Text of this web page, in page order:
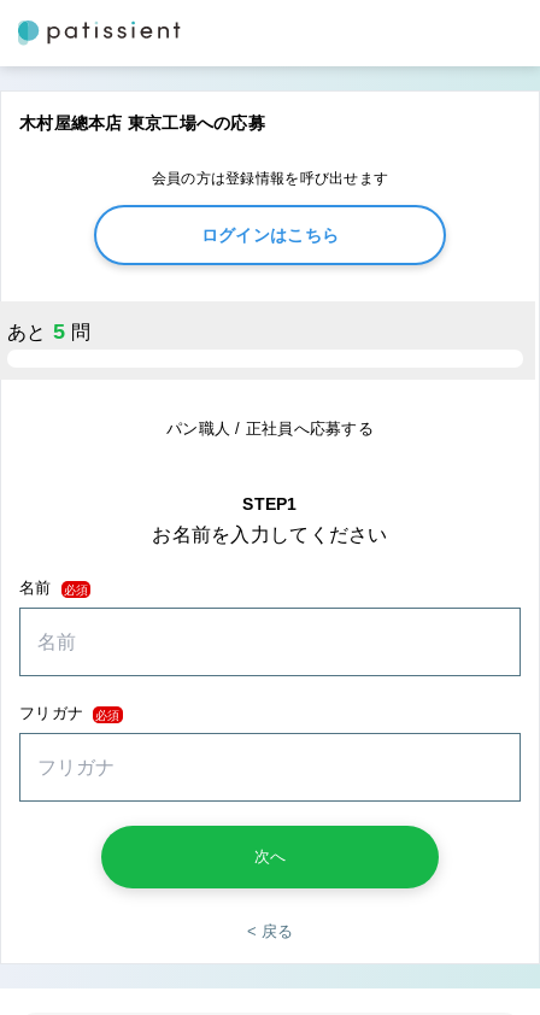
木村屋總本店 東京工場への応募
会員の方は登録情報を呼び出せます
ログインはこちら
あと 5 問
パン職人 / 正社員へ応募する
STEP1
お名前を入力してください
名前 必須
フリガナ 必須
次へ
< 戻る